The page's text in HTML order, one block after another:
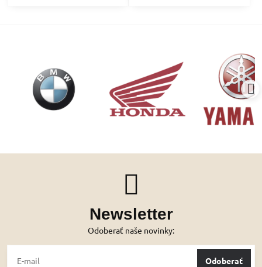
Newsletter
Odoberať naše novinky:
Odoberať